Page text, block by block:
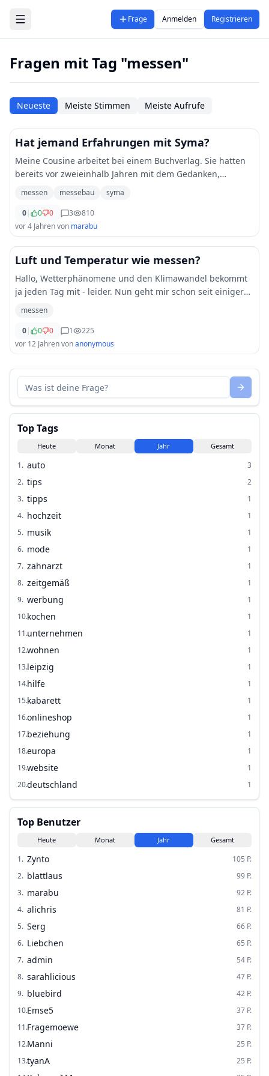
Zum Hauptinhalt springen
Frage Anmelden Registrieren
Fragen mit Tag "messen"
Neueste Meiste Stimmen Meiste Aufrufe
Hat jemand Erfahrungen mit Syma?
Meine Cousine arbeitet bei einem Buchverlag. Sie hatten
bereits vor zweieinhalb Jahren mit dem Gedanken,
erstmals an einer Messe teilzunehmen, gespielt. Dann
kam es so wie es kam und sie haben den Pla
messen messebau
syma
0| 0 0 3
810
vor 4 Jahrenvon marabu
Luft und Temperatur wie messen?
Hallo, Wetterphänomene und den Klimawandel bekommt
ja jeden Tag mit - leider. Nun geht mir schon seit einiger
messen
0| 0 0 1
225
vor 12 Jahrenvonanonymous
Top Tags
Heute Monat Jahr Gesamt
1. auto
3
2. tips
2
3. tipps
1
4. hochzeit
1
5. musik
1
6. mode
1
7. zahnarzt
1
8. zeitgemäß
1
9. werbung
1
10.kochen
1
11.unternehmen
1
12.wohnen
1
13.leipzig
1
14.hilfe
1
15.kabarett
1
16.onlineshop
1
17.beziehung
1
18.europa
1
19.website
1
20.deutschland 1
Top Benutzer
Heute Monat Jahr Gesamt
1. Zynto 105 P.
2. blattlaus 99 P.
3. marabu 92 P.
4. alichris 81 P.
5. Serg 66 P.
6. Liebchen 65 P.
7. admin 54 P.
8. sarahlicious 47 P.
9. bluebird 42 P.
10.Emse5 37 P.
11.Fragemoewe 37 P.
12.Manni 25 P.
13.tyanA 25 P.